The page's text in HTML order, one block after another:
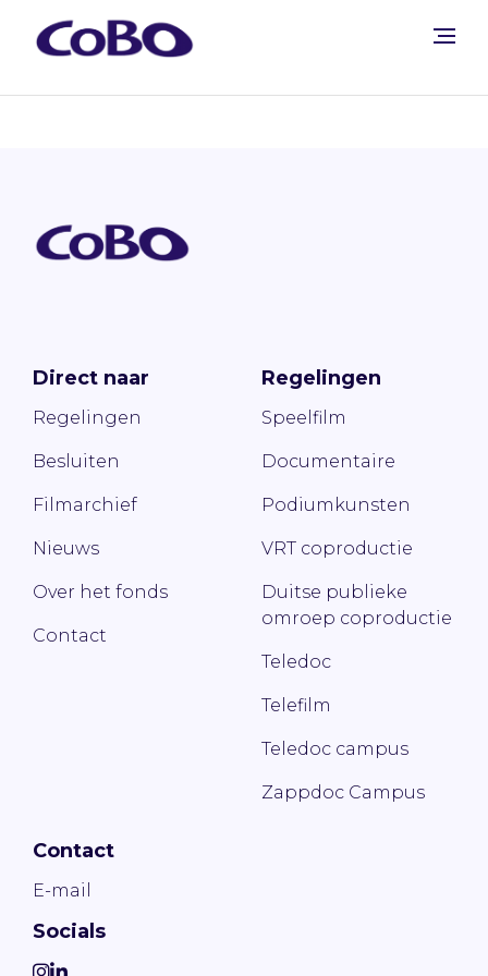
Direct naar
Regelingen
Besluiten
Filmarchief
Nieuws
Over het fonds
Contact
Regelingen
Speelfilm
Documentaire
Podiumkunsten
VRT coproductie
Duitse publieke
omroep coproductie
Teledoc
Telefilm
Teledoc campus
Zappdoc Campus
Contact
E-mail
Socials